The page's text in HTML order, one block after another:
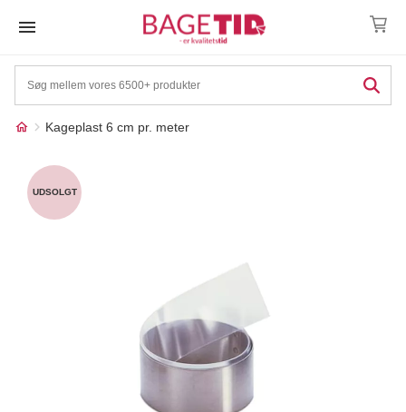
Kageplast 6 cm pr. meter
Måske kunne nogle af
disse produkter have din
interesse?
UDSOLGT